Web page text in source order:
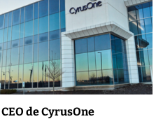
de CyrusOne